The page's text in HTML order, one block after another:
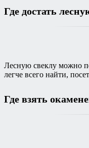
Где достать
Лесную свеклу можно
легче всего найти,
Где взять